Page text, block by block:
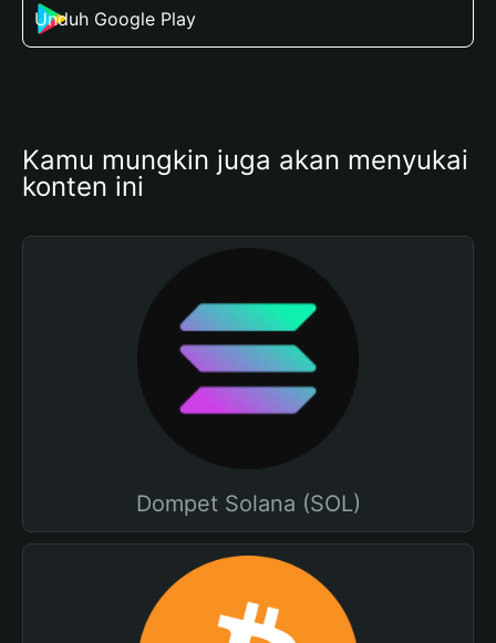
Unduh Google Play
Kamu mungkin juga akan menyukai
konten ini
Dompet Solana (SOL)